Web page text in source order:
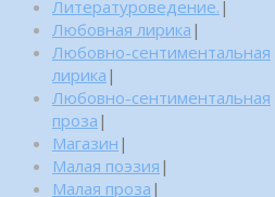
Литературоведение. |
Любовная лирика |
Любовно-сентиментальная
лирика |
Любовно-сентиментальная
проза |
Магазин |
Малая поэзия |
Малая проза |